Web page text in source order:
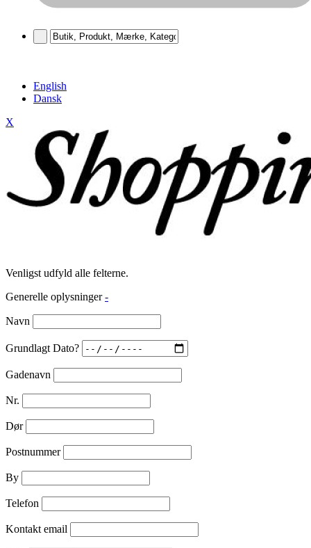
English
Dansk
X
Venligst udfyld alle felterne.
Generelle oplysninger -
Navn
Grundlagt Dato?
Gadenavn
Nr.
Dør
Postnummer
By
Telefon
Kontakt email